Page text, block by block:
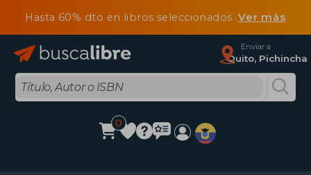
Hasta 60% dto en libros seleccionadosVer más
Enviar a
Quito, Pichincha
0